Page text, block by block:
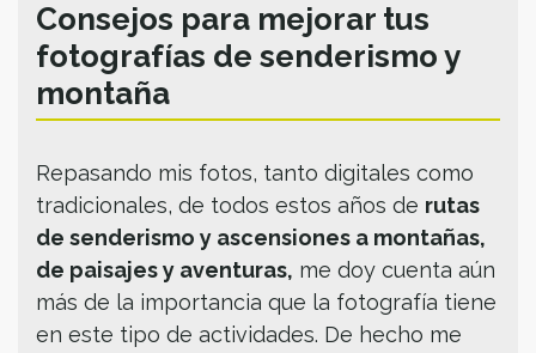
Consejos para mejorar tus
fotografías de senderismo y
montaña
Repasando mis fotos, tanto digitales como
tradicionales, de todos estos años de rutas
de senderismo y ascensiones a montañas,
de paisajes y aventuras, me doy cuenta aún
más de la importancia que la fotografía tiene
en este tipo de actividades. De hecho me